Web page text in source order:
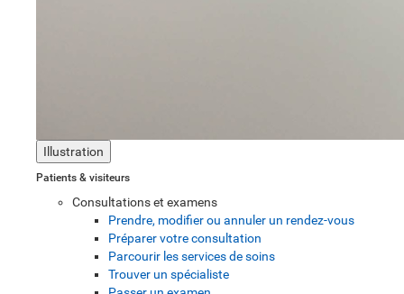
Illustration
Patients & visiteurs
Consultations et examens
Prendre, modifier ou annuler un rendez-vous
Préparer votre consultation
Parcourir les services de soins
Trouver un spécialiste